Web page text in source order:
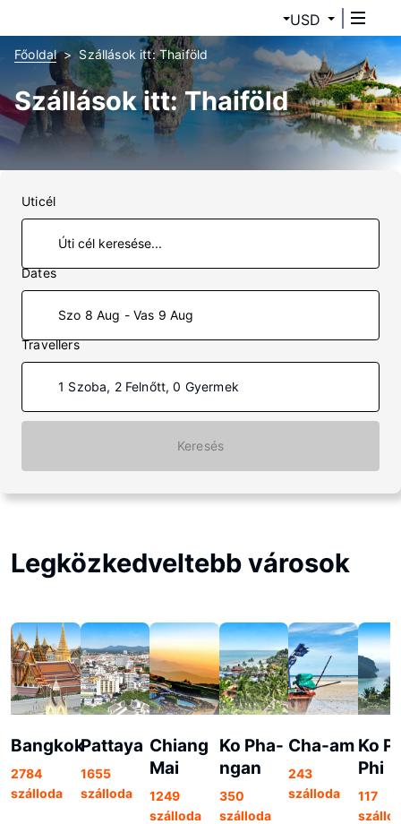
USD
Főoldal Szállások itt: Thaiföld
Szállások itt: Thaiföld
Uticél
Dates
Szo 8 Aug - Vas 9 Aug
Travellers
1 Szoba, 2 Felnőtt, 0 Gyermek
Keresés
Legközkedveltebb városok
Bangkok
2784
szálloda
Pattaya
1655
szálloda
Chiang
Mai
1249
szálloda
Ko Pha-
ngan
350
szálloda
Cha-am
243
szálloda
Ko
Phi
117